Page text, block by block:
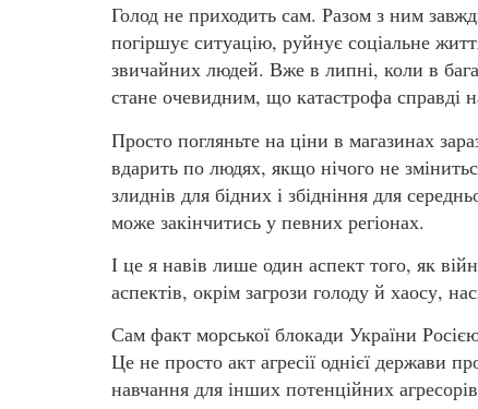
Голод не приходить сам. Разом з ним
погіршує ситуацію, руйнує соціальне
звичайних людей. Вже в липні, коли в
стане очевидним, що катастрофа справді
Просто погляньте на ціни в магазинах
вдарить по людях, якщо нічого не
злиднів для бідних і збідніння для
може закінчитись у певних регіонах.
І це я навів лише один аспект того, як
аспектів, окрім загрози голоду й хаосу,
Сам факт морської блокади України
Це не просто акт агресії однієї держави
навчання для інших потенційних